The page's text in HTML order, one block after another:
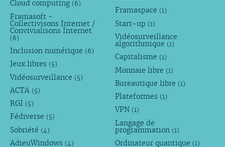
Cloud computing (6)
Framasoft -
Collectivisons Internet /
Convivialisons Internet
(6)
Inclusion numérique (6)
Jeux libres (5)
Vidéosurveillance (5)
ACTA (5)
RGI (5)
Fédiverse (5)
Sobriété (4)
AdieuWindows (4)
Framaspace (1)
Start-up (1)
Vidéosurveillance
algorithmique (1)
Capitalisme (1)
Monnaie libre (1)
Bureautique libre (1)
Plateformes (1)
VPN (1)
Langage de
programmation (1)
Ordinateur quantique (1)